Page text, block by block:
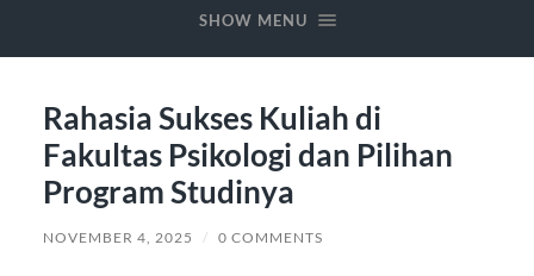
SHOW MENU
Rahasia Sukses Kuliah di
Fakultas Psikologi dan Pilihan
Program Studinya
NOVEMBER 4, 2025 / 0 COMMENTS